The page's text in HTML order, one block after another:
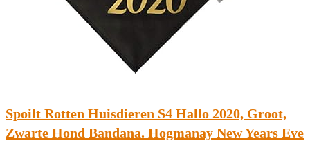
Spoilt Rotten Huisdieren S4 Hallo 2020, Groot,
Zwarte Hond Bandana. Hogmanay New Years Eve